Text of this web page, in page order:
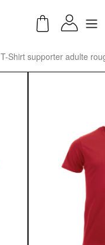
T-Shirt supporter adulte